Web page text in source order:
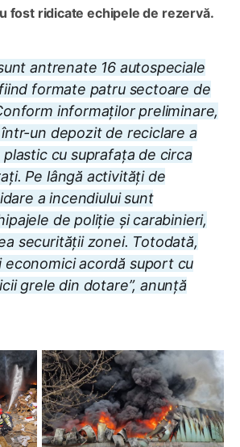
fost ridicate echipele de rezervă.
antrenate 16 autospeciale
formate patru sectoare de
informaților preliminare,
un depozit de reciclare a
cu suprafața de circa
Pe lângă activități de
a incendiului sunt
de poliție și carabinieri,
securității zonei. Totodată,
economici acordă suport cu
grele din dotare”, anunță